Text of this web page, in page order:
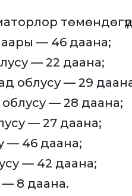
— 46 даана;
— 22 даана;
облусу — 29
— 28 даана;
— 27 даана;
— 46 даана;
— 42 даана;
— 8 даана.